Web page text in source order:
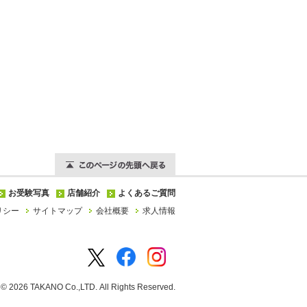
お受験写真 店舗紹介
よくあるご質問
シー
サイトマップ 会社概要 求人情報
© 2026 TAKANO Co.,LTD. All Rights Reserved.